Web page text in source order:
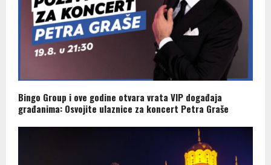
Bingo Group i ove godine otvara vrata VIP događaja
građanima: Osvojite ulaznice za koncert Petra Graše